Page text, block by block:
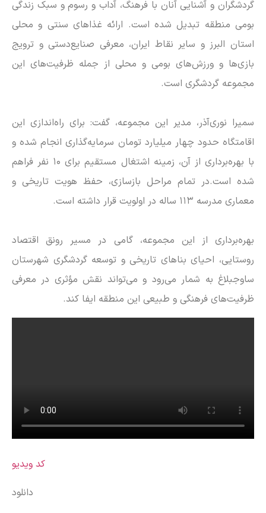
گردشگران و آشنایی آنان با فرهنگ، آداب و رسوم و سبک زندگی
بومی منطقه تبدیل شده است. ارائه غذا‌های سنتی و محلی
استان البرز و سایر نقاط ایران، معرفی صنایع‌دستی و ترویج
بازی‌ها و ورزش‌های بومی و محلی از جمله ظرفیت‌های این
مجموعه گردشگری است.
سمیرا نوری‌آذر، مدیر این مجموعه، گفت: برای راه‌اندازی این
اقامتگاه حدود چهار میلیارد تومان سرمایه‌گذاری انجام شده و
با بهره‌برداری از آن، زمینه اشتغال مستقیم برای ۱۰ نفر فراهم
شده است.در تمام مراحل بازسازی، حفظ هویت تاریخی و
معماری مدرسه ۱۱۳ ساله در اولویت قرار داشته است.
بهره‌برداری از این مجموعه، گامی در مسیر رونق اقتصاد
روستایی، احیای بنا‌های تاریخی و توسعه گردشگری شهرستان
ساوجبلاغ به شمار می‌رود و می‌تواند نقش مؤثری در معرفی
ظرفیت‌های فرهنگی و طبیعی این منطقه ایفا کند.
کد ویدیو
دانلود